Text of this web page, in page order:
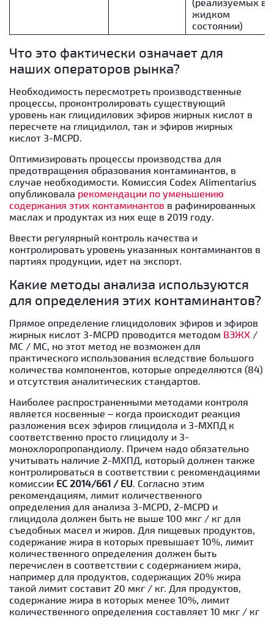
жидком
состоянии)
Что это фактически означает для
наших операторов рынка?
Необходимость пересмотреть производственные
процессы, проконтролировать существующий
уровень как глицидилових эфиров жирных кислот в
пересчете на глицидилол, так и эфиров жирных
кислот 3-MCPD.
Оптимизировать процессы производства для
предотвращения образования контаминантов, в
случае необходимости. Комиссия Codex Alimentarius
опубликовала рекомендации по уменьшению
содержания этих контаминантов в рафинированных
маслах и продуктах из них еще в 2019 году.
Ввести регулярный контроль качества и
контролировать уровень указанных контаминантов в
партиях продукции, идет на экспорт.
Какие методы анализа используются
для определения этих контаминантов?
Прямое определение глицидолових эфиров и эфиров
жирных кислот 3-MCPD проводится методом ВЭЖХ /
МС / МС, но этот метод не возможен для
практического использования вследствие большого
количества компонентов, которые определяются (84)
и отсутствия аналитических стандартов.
Наиболее распространенными методами контроля
является косвенные – когда происходит реакция
разложения всех эфиров глицидола и 3-МХПД к
соответственно просто глицидолу и 3-
монохлоропропандиолу. Причем надо обязательно
учитывать наличие 2-МХПД, который должен также
контролироваться в соответствии с рекомендациями
комиссии ЕС 2014/661 / EU . Согласно этим
рекомендациям, лимит количественного
определения для анализа 3-MCPD, 2-MCPD и
глицидола должен быть не выше 100 мкг / кг для
съедобных масел и жиров. Для пищевых продуктов,
содержание жира в которых превышает 10%, лимит
количественного определения должен быть
перечислен в соответствии с содержанием жира,
например для продуктов, содержащих 20% жира
такой лимит составит 20 мкг / кг. Для продуктов,
содержание жира в которых менее 10%, лимит
количественного определения составляет 10 мкг / кг